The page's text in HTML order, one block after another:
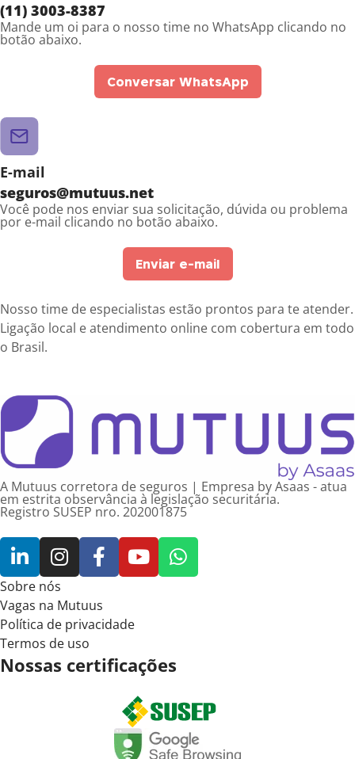
(11) 3003-8387
Mande um oi para o nosso time no WhatsApp clicando no
botão abaixo.
Conversar WhatsApp
E-mail
seguros@mutuus.net
Você pode nos enviar sua solicitação, dúvida ou problema
por e-mail clicando no botão abaixo.
Enviar e-mail
Nosso time de especialistas estão prontos para te atender.
Ligação local e atendimento online com cobertura em todo
o Brasil.
A Mutuus corretora de seguros | Empresa by Asaas - atua
em estrita observância à legislação securitária.
Registro SUSEP nro. 202001875
Sobre nós
Vagas na Mutuus
Política de privacidade
Termos de uso
Nossas certificações